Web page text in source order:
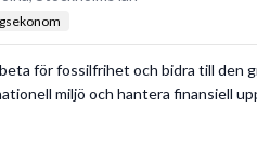
för fossilfrihet och bidra till den
miljö och hantera finansiell